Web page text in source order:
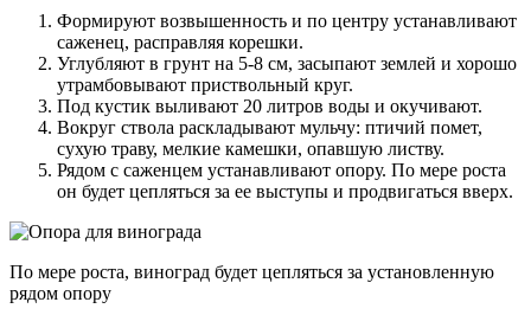
Формируют возвышенность и по центру устанавливают
саженец, расправляя корешки.
Углубляют в грунт на 5-8 см, засыпают землей и хорошо
утрамбовывают приствольный круг.
Под кустик выливают 20 литров воды и окучивают.
Вокруг ствола раскладывают мульчу: птичий помет,
сухую траву, мелкие камешки, опавшую листву.
Рядом с саженцем устанавливают опору. По мере роста
он будет цепляться за ее выступы и продвигаться вверх.
По мере роста, виноград будет цепляться за установленную
рядом опору